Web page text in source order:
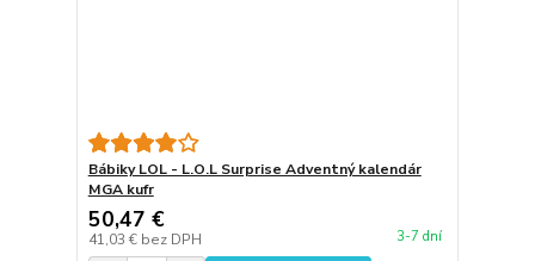
Bábiky LOL - L.O.L Surprise Adventný kalendár
MGA kufr
50,47 €
41,03 € bez DPH 3-7 dní